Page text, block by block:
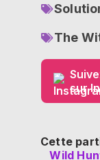
The
sur
Cette
Wild